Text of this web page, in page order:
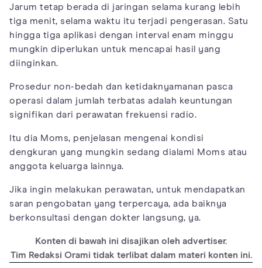
Jarum tetap berada di jaringan selama kurang lebih
tiga menit, selama waktu itu terjadi pengerasan. Satu
hingga tiga aplikasi dengan interval enam minggu
mungkin diperlukan untuk mencapai hasil yang
diinginkan.
Prosedur non-bedah dan ketidaknyamanan pasca
operasi dalam jumlah terbatas adalah keuntungan
signifikan dari perawatan frekuensi radio.
Itu dia Moms, penjelasan mengenai kondisi
dengkuran yang mungkin sedang dialami Moms atau
anggota keluarga lainnya.
Jika ingin melakukan perawatan, untuk mendapatkan
saran pengobatan yang terpercaya, ada baiknya
berkonsultasi dengan dokter langsung, ya.
Konten di bawah ini disajikan oleh advertiser.
Tim Redaksi Orami tidak terlibat dalam materi konten ini.